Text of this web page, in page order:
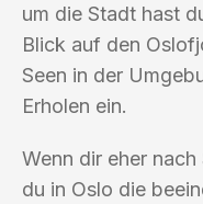
um die Stadt hast
Blick auf den
Seen in der
Erholen ein.
Wenn dir eher
du in Oslo die